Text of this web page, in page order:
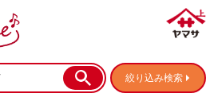
絞り込み検索